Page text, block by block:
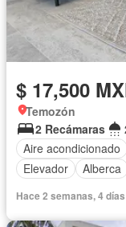
$ 17,500
Temozón
2 Recámaras
Aire acondicionado
Elevador
Alberca
Hace 2 semanas, 4